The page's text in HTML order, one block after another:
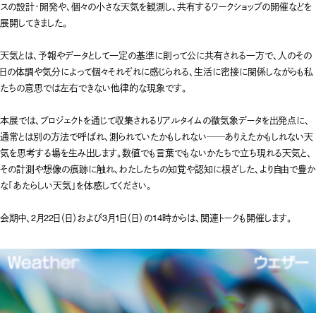
スの設計・開発や、個々の小さな天気を観測し、共有するワークショップの開催などを
展開してきました。
天気とは、予報やデータとして一定の基準に則って公に共有される一方で、人のその
日の体調や気分によって個々それぞれに感じられる、生活に密接に関係しながらも私
たちの意思では左右できない他律的な現象です。
本展では、プロジェクトを通じて収集されるリアルタイムの微気象データを出発点に、
通常とは別の方法で呼ばれ、測られていたかもしれない──ありえたかもしれない天
気を思考する場を生み出します。数値でも言葉でもないかたちで立ち現れる天気と、
その計測や想像の痕跡に触れ、わたしたちの知覚や認知に根ざした、より自由で豊か
な「あたらしい天気」を体感してください。
会期中、2月22日（日）および3月1日（日）の14時からは、関連トークも開催します。